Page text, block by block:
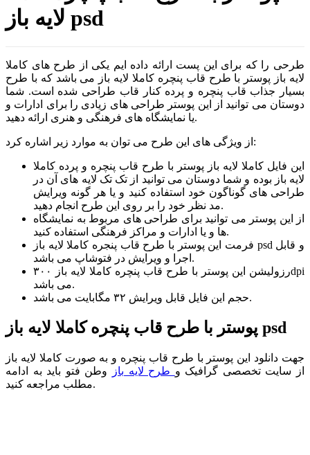
لایه باز psd
طرحی را که برای این پست ارائه داده ایم یکی از طرح های کاملا
لایه باز پوستر با طرح قاب پنچره کاملا لایه باز می باشد که با طرح
بسیار جذاب قاب پنچره و پرده کنار قاب طراحی شده است. شما
دوستان می توانید از این پوستر طراحی های زیادی را برای ادارات و
یا نمایشگاه های فرهنگی و هنری ارائه دهید.
از ویژگی های این طرح می توان به موارد زیر اشاره کرد:
این فایل کاملا لایه باز پوستر با طرح قاب پنچره و پرده کاملا
لایه باز بوده و شما دوستان می توانید از تک تک لایه های آن در
طراحی های گوناگون خود استفاده کنید و یا هر گونه ویرایش
مد نظر خود را بر روی این طرح انجام دهید.
از این پوستر می توانید برای طراحی های مربوط به نمایشگاه
ها و یا ادارات و مراکز فرهنگی استفاده کنید.
فرمت این پوستر با طرح قاب پنجره کاملا لایه باز psd و قابل
اجرا و ویرایش در فتوشاپ می باشد.
رزولیشن این پوستر با طرح قاب پنچره کاملا لایه باز ۳۰۰dpi
می باشد.
حجم این فایل قابل ویرایش ۳۲ مگابایت می باشد.
پوستر با طرح قاب پنچره کاملا لایه باز psd
جهت دانلود این پوستر با طرح قاب پنچره و به صورت کاملا لایه باز
از سایت تخصصی گرافیک و طرح لایه باز
وطن فتو باید به ادامه
مطلب مراجعه کنید.